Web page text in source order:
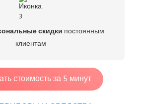
скидки постоянным
клиентам
стоимость за 5 минут